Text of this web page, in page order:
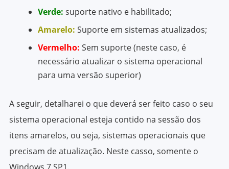
Verde: suporte nativo e habilitado;
Amarelo: Suporte em sistemas atualizados;
Vermelho: Sem suporte (neste caso, é
necessário atualizar o sistema operacional
para uma versão superior)
A seguir, detalharei o que deverá ser feito caso o seu
sistema operacional esteja contido na sessão dos
itens amarelos, ou seja, sistemas operacionais que
precisam de atualização. Neste casso, somente o